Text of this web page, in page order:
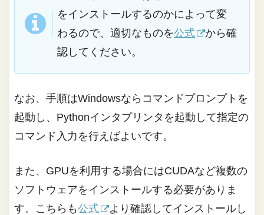
をインストールするのかによって変
わるので、適切なものを公式
から確
認してください。
なお、手順はWindowsならコマンドプロンプトを
起動し、Pythonインタプリンタを起動して指定の
コマンド入力を行えばよいです。
また、GPUを利用する場合にはCUDAなど複数の
ソフトウェアをインストールする必要がありま
す。こちらも公式
より確認してインストールし